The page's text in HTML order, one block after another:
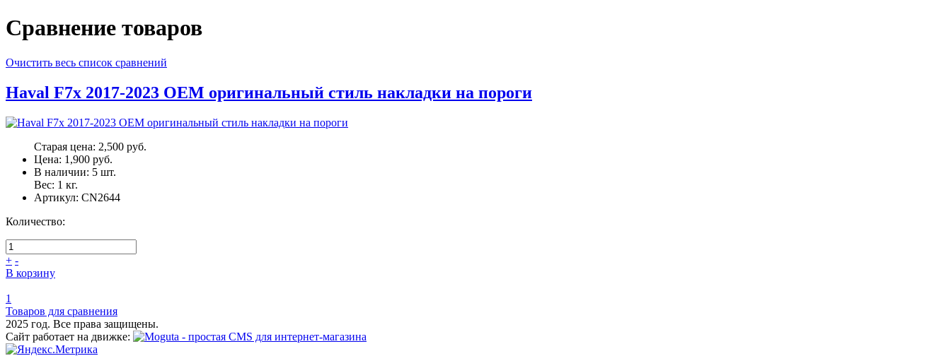
Сравнение товаров
Очистить весь список сравнений
Haval F7x 2017-2023 OEM оригинальный стиль накладки на пороги
Старая цена: 2,500 руб.
Цена: 1,900 руб.
В наличии: 5 шт.
Вес: 1 кг.
Артикул: CN2644
Количество:
+ -
В корзину
1
Товаров для сравнения
2025 год. Все права защищены.
Сайт работает на движке: